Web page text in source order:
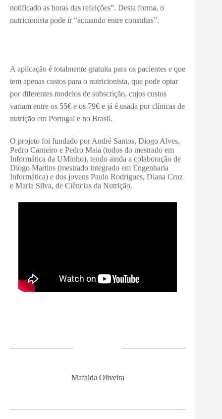
notificado as horas das refeições”. Desta forma, o
nutricionista pode ir “actuando entre consultas”.
A aplicação é totalmente gratuita para os pacientes e que
tem apenas custos para o nutricionista, que pode optar
por diferentes modelos de subscrição, cujos custos
variam entre os 55€ e os 79€ e já é usada por clínicas de
nutrição em Portugal e no Brasil.
O projeto foi fundado por André Santos, Diogo Alves,
Pedro Carneiro e Pedro Maia (todos do mestrado em
Informática da UMinho), tendo ainda a colaboração de
Diogo Martins (mestrado integrado em Engenharia
Informática) e dos jovens Paulo Rodrigues, Diana Cruz
e Maria Silva, de Ciências da Nutrição.
Mafalda Oliveira